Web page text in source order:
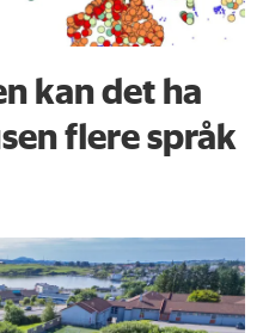
kan det ha
flere språk